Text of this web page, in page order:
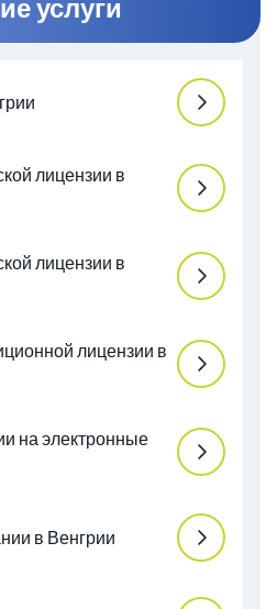
услуги
лицензии в
лицензии в
лицензии в
на электронные
в Венгрии